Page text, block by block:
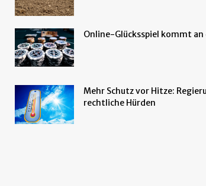
Online-Glücksspiel kommt an
Mehr Schutz vor Hitze:
rechtliche Hürden